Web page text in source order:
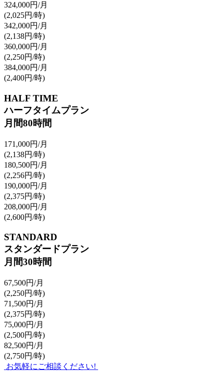
324,000円/月
(2,025円/時)
342,000円/月
(2,138円/時)
360,000円/月
(2,250円/時)
384,000円/月
(2,400円/時)
HALF TIME
ハーフタイムプラン
月間80時間
171,000円/月
(2,138円/時)
180,500円/月
(2,256円/時)
190,000円/月
(2,375円/時)
208,000円/月
(2,600円/時)
STANDARD
スタンダードプラン
月間30時間
67,500円/月
(2,250円/時)
71,500円/月
(2,375円/時)
75,000円/月
(2,500円/時)
82,500円/月
(2,750円/時)
お気軽にご相談ください!